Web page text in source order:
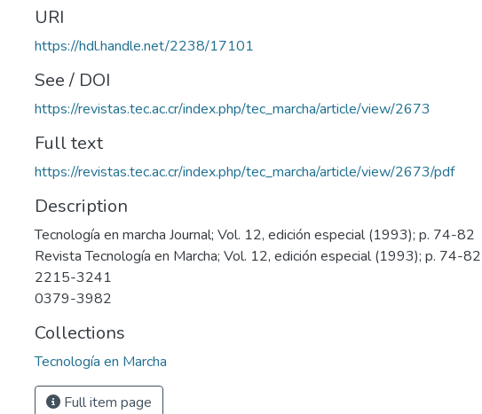
URI
https://hdl.handle.net/2238/17101
See / DOI
https://revistas.tec.ac.cr/index.php/tec_marcha/article/view/2673
Full text
https://revistas.tec.ac.cr/index.php/tec_marcha/article/view/2673/pdf
Description
Tecnología en marcha Journal; Vol. 12, edición especial (1993); p. 74-82
Revista Tecnología en Marcha; Vol. 12, edición especial (1993); p. 74-82
2215-3241
0379-3982
Collections
Tecnología en Marcha
Full item page